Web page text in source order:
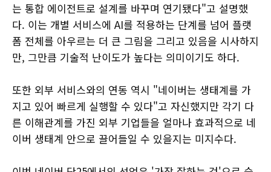
는 통합 에이전트로 설계를 바꾸며 연기됐다"고 설명했
다. 이는 개별 서비스에 AI를 적용하는 단계를 넘어 플랫
폼 전체를 아우르는 더 큰 그림을 그리고 있음을 시사하지
만, 그만큼 기술적 난이도가 높다는 의미이기도 하다.
또한 외부 서비스와의 연동 역시 "네이버는 생태계를 가
지고 있어 빠르게 실행할 수 있다"고 자신했지만 각기 다
른 이해관계를 가진 외부 기업들을 얼마나 효과적으로 네
이버 생태계 안으로 끌어들일 수 있을지는 미지수다.